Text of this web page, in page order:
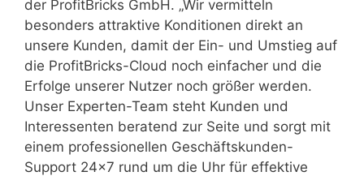
der ProfitBricks GmbH. „Wir vermitteln
besonders attraktive Konditionen direkt an
unsere Kunden, damit der Ein- und Umstieg auf
die ProfitBricks-Cloud noch einfacher und die
Erfolge unserer Nutzer noch größer werden.
Unser Experten-Team steht Kunden und
Interessenten beratend zur Seite und sorgt mit
einem professionellen Geschäftskunden-
Support 24×7 rund um die Uhr für effektive